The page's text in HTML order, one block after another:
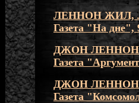
ЛЕННОН ЖИЛ,
Газета "На дне",
ДЖОН
Газета
ДЖОН
Газета